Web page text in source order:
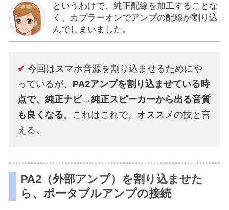
というわけで、純正配線を加工することな
く、カプラーオンでアンプの配線が割り込
んでしまいました。
✔今回はスマホ音源を割り込ませるためにや
っているが、 PA2アンプを割り込ませている時
点で、純正ナビ→純正スピーカーから出る音質
も良くなる。これはこれで、オススメの技と言
える。
PA2（外部アンプ）を割り込ませた
ら、ポータブルアンプの接続